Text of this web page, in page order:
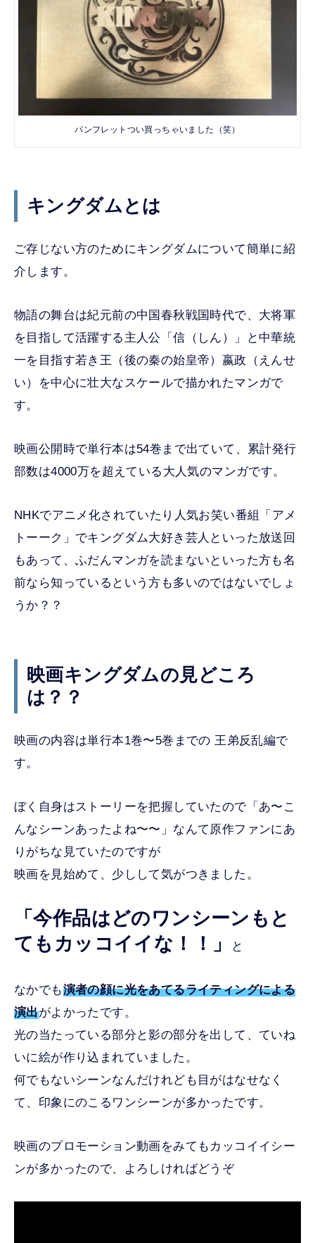
パンフレットつい買っちゃいました（笑）
キングダムとは
ご存じない方のためにキングダムについて簡単に紹
介します。
物語の舞台は紀元前の中国春秋戦国時代で、大将軍
を目指して活躍する主人公「信（しん）」と中華統
一を目指す若き王（後の秦の始皇帝）嬴政（えんせ
い）を中心に壮大なスケールで描かれたマンガで
す。
映画公開時で単行本は54巻まで出ていて、累計発行
部数は4000万を超えている大人気のマンガです。
NHKでアニメ化されていたり人気お笑い番組「アメ
トーーク」でキングダム大好き芸人といった放送回
もあって、ふだんマンガを読まないといった方も名
前なら知っているという方も多いのではないでしょ
うか？？
映画キングダムの見どころ
は？？
映画の内容は単行本1巻〜5巻までの 王弟反乱編で
す。
ぼく自身はストーリーを把握していたので「あ〜こ
んなシーンあったよね〜〜」なんて原作ファンにあ
りがちな見ていたのですが
映画を見始めて、少しして気がつきました。
「今作品はどのワンシーンもと
てもカッコイイな！！」
と
なかでも演者の顔に光をあてるライティングによる
演出がよかったです。
光の当たっている部分と影の部分を出して、ていね
いに絵が作り込まれていました。
何でもないシーンなんだけれども目がはなせなく
て、印象にのこるワンシーンが多かったです。
映画のプロモーション動画をみてもカッコイイシー
ンが多かったので、よろしければどうぞ